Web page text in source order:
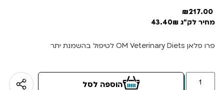
217.00
₪
מחיר לק"ג 43.40₪
פרו פלאן OM Veterinary Diets לטיפול בהשמנת יתר
הוספה לסל